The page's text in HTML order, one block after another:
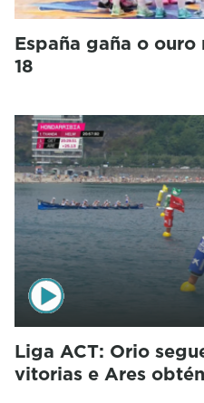
España gaña o
18
Liga ACT: Orio
vitorias e Ares